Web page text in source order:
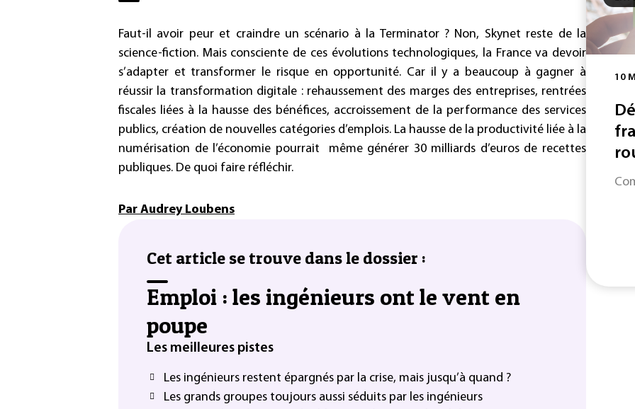
Faut-il avoir peur et craindre un scénario à la Terminator ? Non, Skynet reste de la
science-fiction. Mais consciente de ces évolutions technologiques, la France va devoir
s’adapter et transformer le risque en opportunité. Car il y a beaucoup à gagner à
réussir la transformation digitale : rehaussement des marges des entreprises, rentrées
fiscales liées à la hausse des bénéfices, accroissement de la performance des services
publics, création de nouvelles catégories d’emplois. La hausse de la productivité liée à la
numérisation de l’économie pourrait même générer 30 milliards d’euros de recettes
publiques. De quoi faire réfléchir.
Par Audrey Loubens
Cet article se trouve dans le dossier :
Emploi : les ingénieurs ont le vent en
poupe
Les meilleures pistes
Les ingénieurs restent épargnés par la crise, mais jusqu’à quand ?
Les grands groupes toujours aussi séduits par les ingénieurs
10